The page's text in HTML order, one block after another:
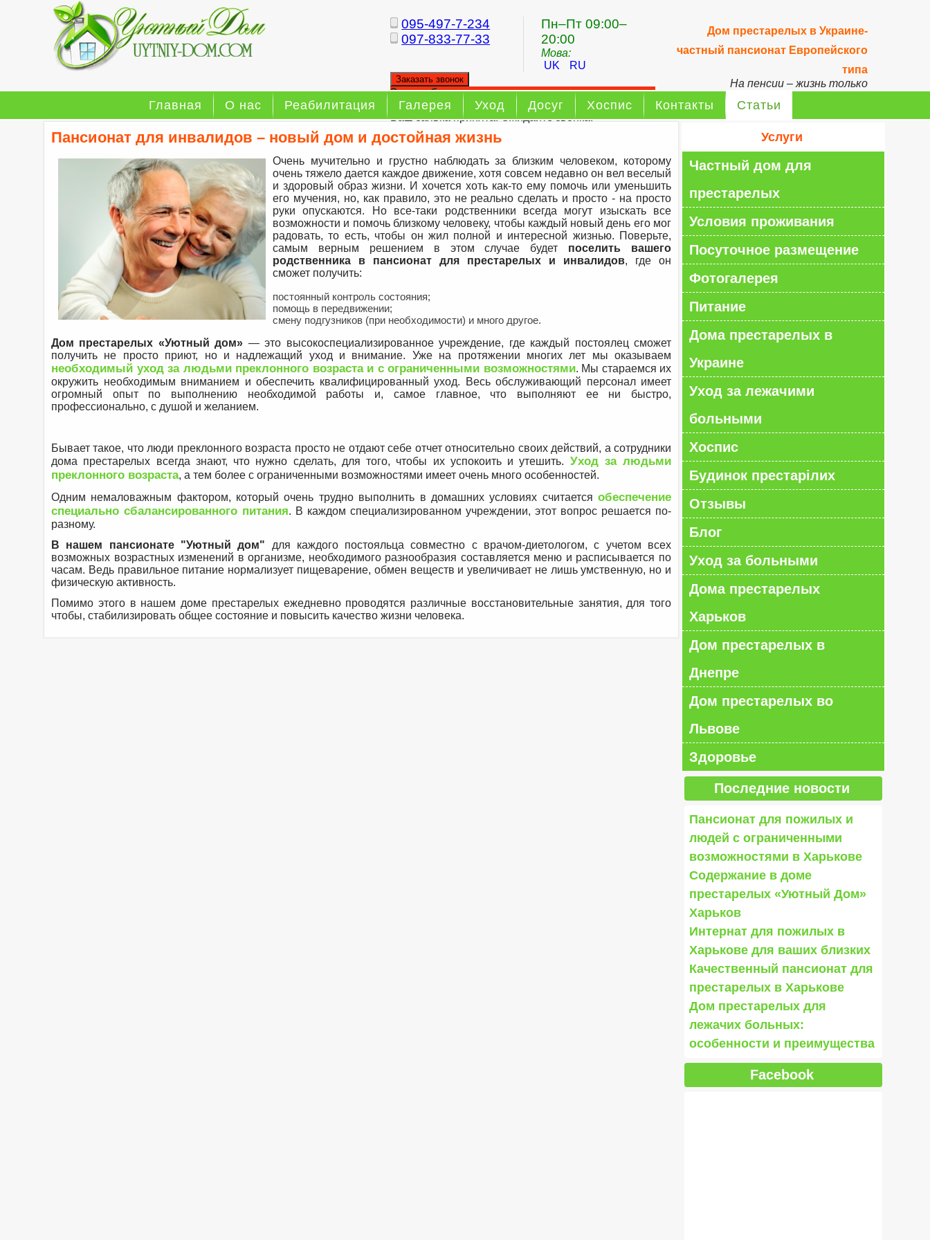
Дом престарелых в Украине-
частный пансионат Европейского
типа
На пенсии – жизнь только
095-497-7-234
097-833-77-33
Пн–Пт 09:00–
20:00
Мова:
UK
RU
Заказать звонок
Заказ обратного звонка
Ваш заявка принята. Ожидайте звонка.
Главная О нас Реабилитация Галерея Уход Досуг Хоспис Контакты Статьи
Пансионат для инвалидов – новый дом и достойная жизнь
Очень мучительно и грустно наблюдать за близким человеком, которому
очень тяжело дается каждое движение, хотя совсем недавно он вел веселый
и здоровый образ жизни. И хочется хоть как-то ему помочь или уменьшить
его мучения, но, как правило, это не реально сделать и просто - на просто
руки опускаются. Но все-таки родственники всегда могут изыскать все
возможности и помочь близкому человеку, чтобы каждый новый день его мог
радовать, то есть, чтобы он жил полной и интересной жизнью. Поверьте,
самым верным решением в этом случае будет поселить вашего
родственника в пансионат для престарелых и инвалидов, где он
сможет получить:
постоянный контроль состояния;
помощь в передвижении;
смену подгузников (при необходимости) и много другое.
Дом престарелых «Уютный дом» — это высокоспециализированное учреждение, где каждый постоялец сможет
получить не просто приют, но и надлежащий уход и внимание. Уже на протяжении многих лет мы оказываем
необходимый уход за людьми преклонного возраста и с ограниченными возможностями. Мы стараемся их
окружить необходимым вниманием и обеспечить квалифицированный уход. Весь обслуживающий персонал имеет
огромный опыт по выполнению необходимой работы и, самое главное, что выполняют ее ни быстро,
профессионально, с душой и желанием.
Бывает такое, что люди преклонного возраста просто не отдают себе отчет относительно своих действий, а сотрудники
дома престарелых всегда знают, что нужно сделать, для того, чтобы их успокоить и утешить. Уход за людьми
преклонного возраста, а тем более с ограниченными возможностями имеет очень много особенностей.
Одним немаловажным фактором, который очень трудно выполнить в домашних условиях считается обеспечение
специально сбалансированного питания. В каждом специализированном учреждении, этот вопрос решается по-
разному.
В нашем пансионате "Уютный дом" для каждого постояльца совместно с врачом-диетологом, с учетом всех
возможных возрастных изменений в организме, необходимого разнообразия составляется меню и расписывается по
часам. Ведь правильное питание нормализует пищеварение, обмен веществ и увеличивает не лишь умственную, но и
физическую активность.
Помимо этого в нашем доме престарелых ежедневно проводятся различные восстановительные занятия, для того
чтобы, стабилизировать общее состояние и повысить качество жизни человека.
Услуги
Частный дом для
престарелых
Условия проживания
Посуточное размещение
Фотогалерея
Питание
Дома престарелых в
Украине
Уход за лежачими
больными
Хоспис
Будинок престарілих
Отзывы
Блог
Уход за больными
Дома престарелых
Харьков
Дом престарелых в
Днепре
Дом престарелых во
Львове
Здоровье
Последние новости
Пансионат для пожилых и
людей с ограниченными
возможностями в Харькове
Содержание в доме
престарелых «Уютный Дом»
Харьков
Интернат для пожилых в
Харькове для ваших близких
Качественный пансионат для
престарелых в Харькове
Дом престарелых для
лежачих больных:
особенности и преимущества
Facebook